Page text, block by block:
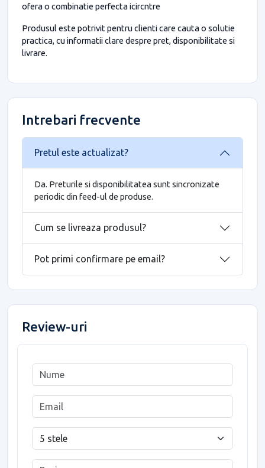
ofera o combinatie perfecta icircntre
Produsul este potrivit pentru clienti care cauta o solutie
practica, cu informatii clare despre pret, disponibilitate si
livrare.
Intrebari frecvente
Pretul este actualizat?
Da. Preturile si disponibilitatea sunt sincronizate
periodic din feed-ul de produse.
Cum se livreaza produsul?
Pot primi confirmare pe email?
Review-uri